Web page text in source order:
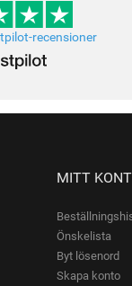
recensioner
MITT
Önskelista
Byt lösenord
Skapa konto